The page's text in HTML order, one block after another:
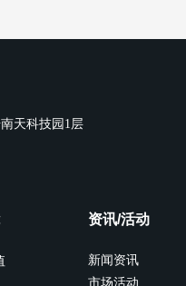
资讯/活动
新闻资讯
市场活动
天科技园1层